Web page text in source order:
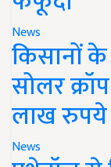
News
किसानों
सोलर
लाख
News